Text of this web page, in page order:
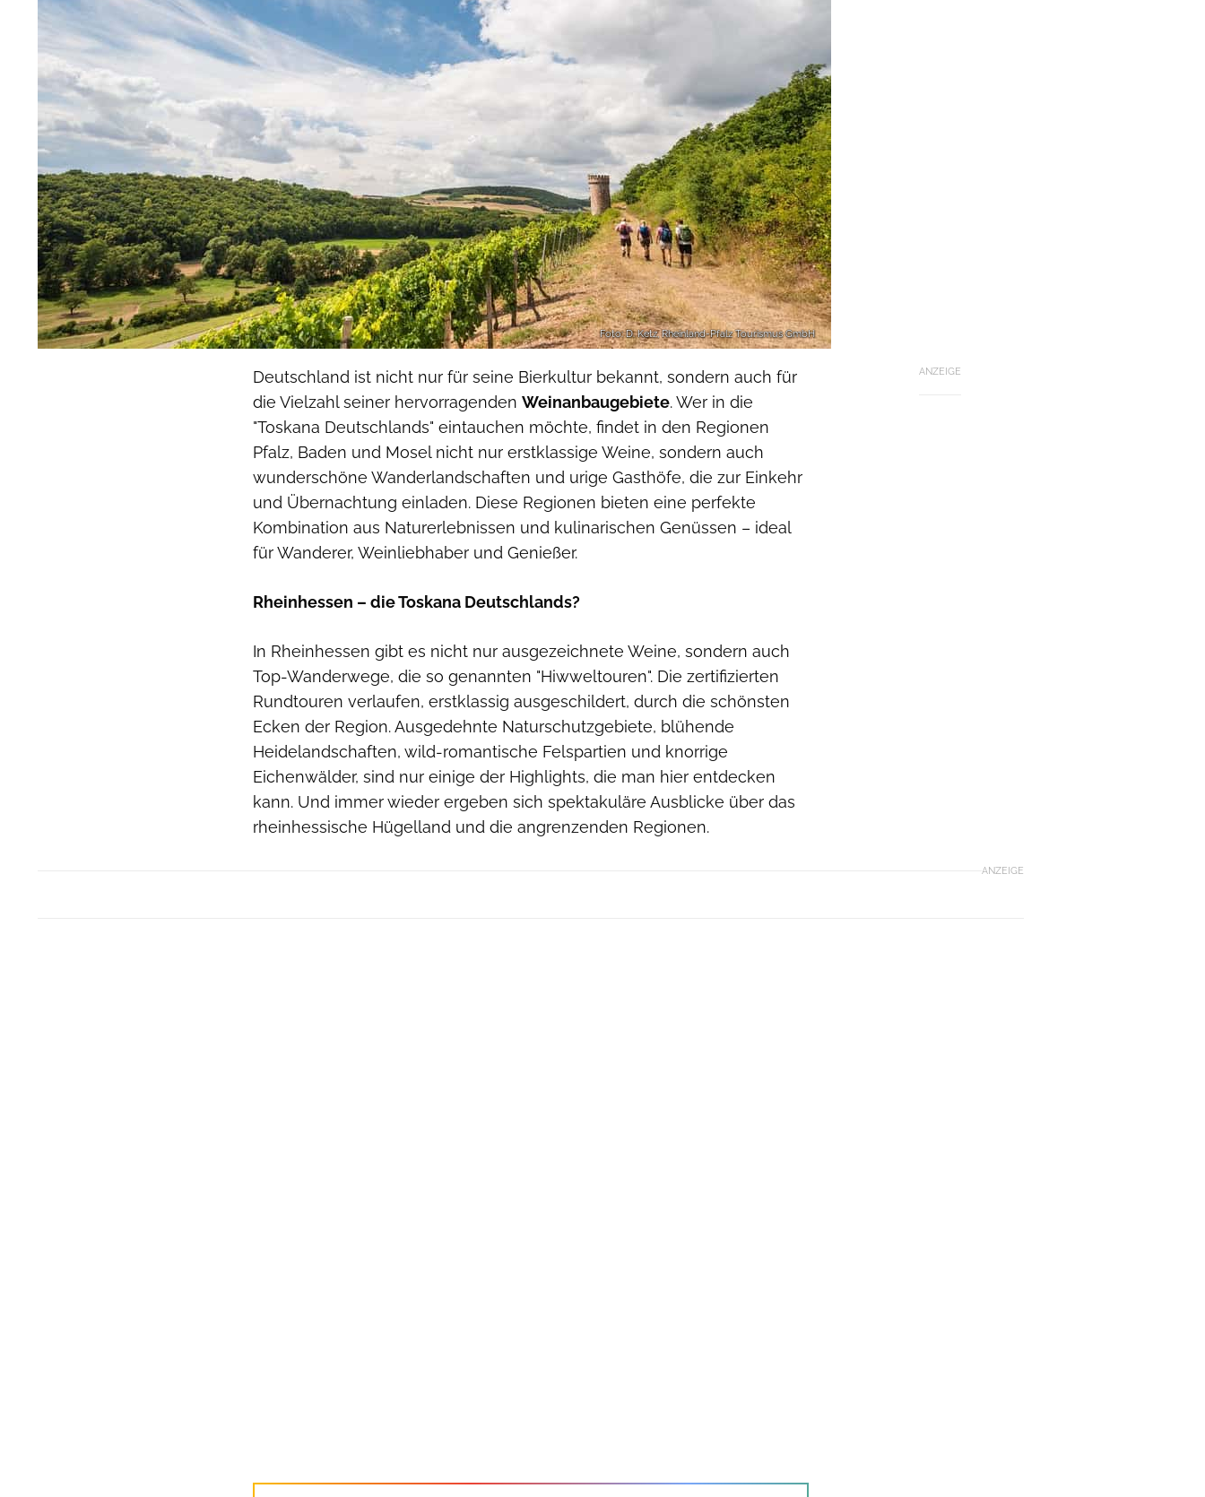
Foto: D. Ketz, Rheinland-Pfalz Tourismus GmbH
ANZEIGE
Deutschland ist nicht nur für seine Bierkultur bekannt, sondern auch für
die Vielzahl seiner hervorragenden Weinanbaugebiete. Wer in die
"Toskana Deutschlands" eintauchen möchte, findet in den Regionen
Pfalz, Baden und Mosel nicht nur erstklassige Weine, sondern auch
wunderschöne Wanderlandschaften und urige Gasthöfe, die zur Einkehr
und Übernachtung einladen. Diese Regionen bieten eine perfekte
Kombination aus Naturerlebnissen und kulinarischen Genüssen – ideal
für Wanderer, Weinliebhaber und Genießer.
Rheinhessen – die Toskana Deutschlands?
In Rheinhessen gibt es nicht nur ausgezeichnete Weine, sondern auch
Top-Wanderwege, die so genannten "Hiwweltouren". Die zertifizierten
Rundtouren verlaufen, erstklassig ausgeschildert, durch die schönsten
Ecken der Region. Ausgedehnte Naturschutzgebiete, blühende
Heidelandschaften, wild-romantische Felspartien und knorrige
Eichenwälder, sind nur einige der Highlights, die man hier entdecken
kann. Und immer wieder ergeben sich spektakuläre Ausblicke über das
rheinhessische Hügelland und die angrenzenden Regionen.
ANZEIGE